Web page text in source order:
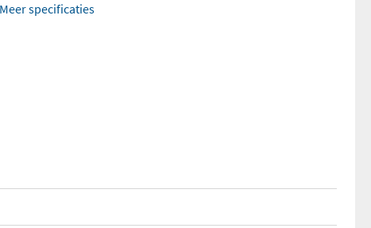
Meer specificaties